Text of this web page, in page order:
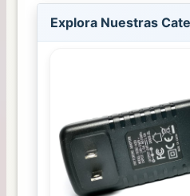
Explora Nuestras